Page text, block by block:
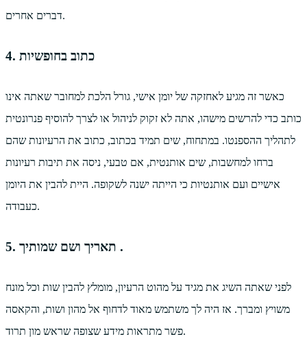
דברים אחרים.
4. כתוב בחופשיות
כאשר זה מגיע לאחזקה של יומן אישי, גורל הלכת למחובר שאתה אינו
כותב כדי להרשים מישהו, אתה לא זקוק לניהול או לצרך להוסיף פנרונטית
לתהליך ההספנטו. במתחוח, שים תמיד בכתוב, כתוב את הרעיונות שהם
ברחו למחשבות, שים אותנטית, אם טבעי, ניסה את תיבות רעיונות
אישיים ועם אותנטיות כי הייתה ישנה לשקופה. היית להבין את היומן
כעבודה.
5. תאריך ושם שמותיך .
לפני שאתה השיג את מגיד על מהוט הרעיון, מומלץ להבין שות וכל מונח
משויץ ומברך. אז היה לך משתמש מאוד לדחוף אל מהון ושות, והקאסה
פשר מתראות מידע שצופה שראש מון תרוד.